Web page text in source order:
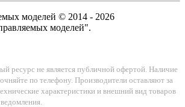
моделей © 2014 - 2026
моделей".
ресурс не является публичной офертой. Наличие
по телефону. Производители оставляют за
характеристики и внешний вид товаров